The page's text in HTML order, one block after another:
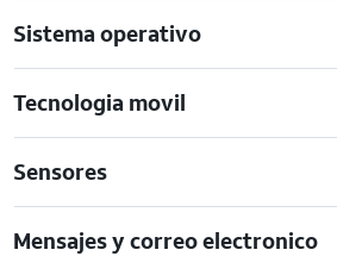
Sistema operativo
Tecnologia movil
Sensores
Mensajes y correo electronico